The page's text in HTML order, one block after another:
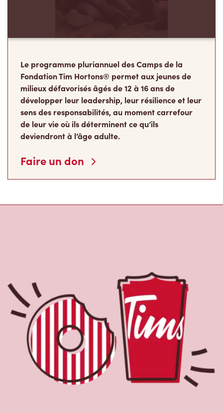
Fondation Tim Hortons® permet aux jeunes de
milieux défavorisés âgés de 12 à 16 ans de
développer leur leadership, leur résilience et leur
sens des responsabilités, au moment carrefour
de leur vie où ils déterminent ce qu’ils
deviendront à l’âge adulte.
Faire un don